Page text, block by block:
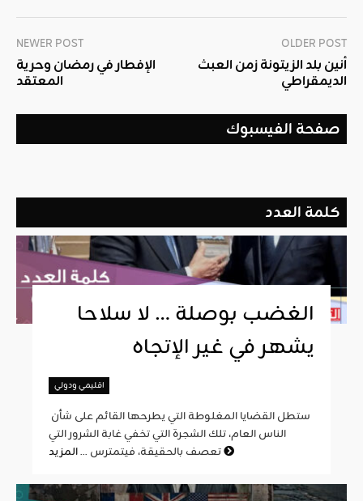
NEWER POST
الإفطار في رمضان وحرية
المعتقد
OLDER POST
أنين بلد الزيتونة زمن العبث
الديمقراطي
صفحة الفيسبوك
كلمة العدد
الغضب بوصلة … لا سلاحا
يشهر في غير الإتجاه
اقليمي ودولي
الناس العام، تلك الشجرة التي تخفي غابة الشرور التي
تعصف بالحقيقة، فيتمترس ...